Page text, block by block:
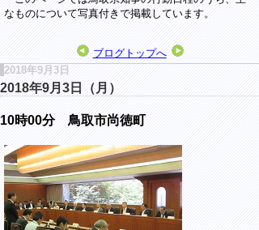
なものについて写真付きで掲載しています。
ブログトップへ
2018年9月3日
2018年9月3日（月）
10時00分 鳥取市尚徳町